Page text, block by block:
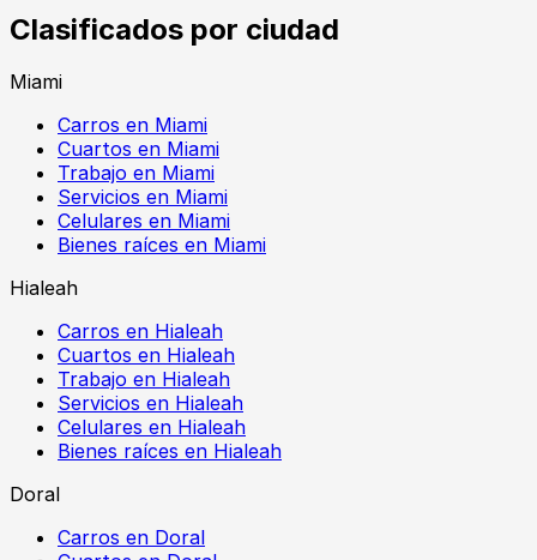
Clasificados por ciudad
Miami
Carros en Miami
Cuartos en Miami
Trabajo en Miami
Servicios en Miami
Celulares en Miami
Bienes raíces en Miami
Hialeah
Carros en Hialeah
Cuartos en Hialeah
Trabajo en Hialeah
Servicios en Hialeah
Celulares en Hialeah
Bienes raíces en Hialeah
Doral
Carros en Doral